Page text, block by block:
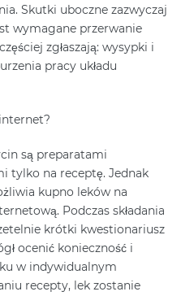
Skutki uboczne zazwyczaj
wymagane przerwanie
zgłaszają: wysypki i
pracy układu
są preparatami
tylko na receptę. Jednak
kupno leków na
Podczas składania
krótki kwestionariusz
ocenić konieczność i
w indywidualnym
recepty, lek zostanie